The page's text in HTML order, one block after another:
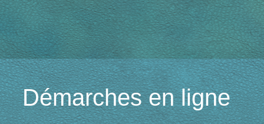
Démarches en ligne